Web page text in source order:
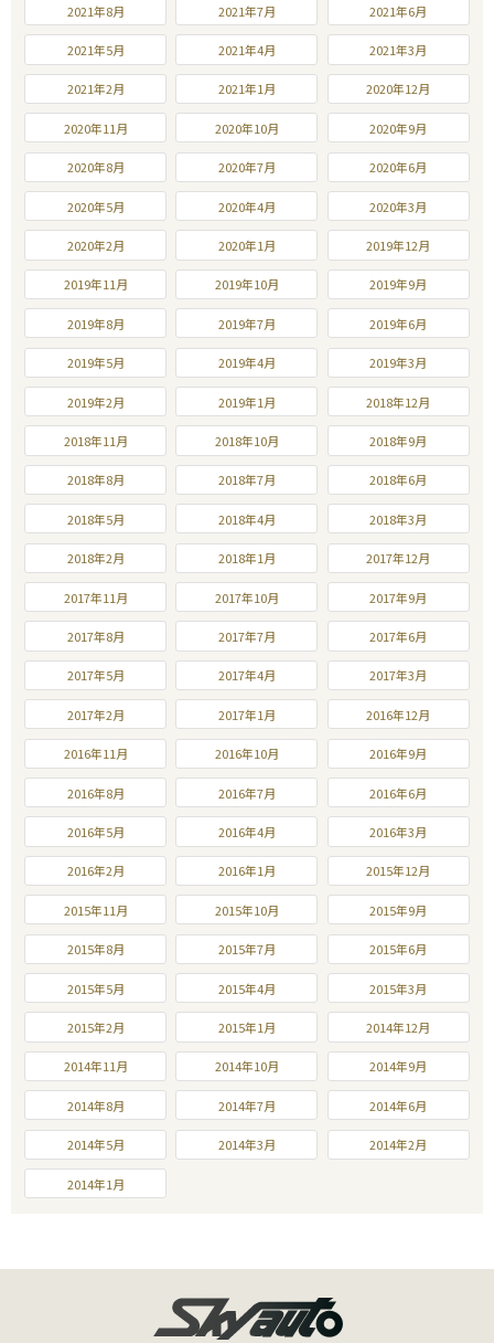
2021年8月 2021年7月 2021年6月
2021年5月 2021年4月 2021年3月
2021年2月 2021年1月 2020年12月
2020年11月 2020年10月 2020年9月
2020年8月 2020年7月 2020年6月
2020年5月 2020年4月 2020年3月
2020年2月 2020年1月 2019年12月
2019年11月 2019年10月 2019年9月
2019年8月 2019年7月 2019年6月
2019年5月 2019年4月 2019年3月
2019年2月 2019年1月 2018年12月
2018年11月 2018年10月 2018年9月
2018年8月 2018年7月 2018年6月
2018年5月 2018年4月 2018年3月
2018年2月 2018年1月 2017年12月
2017年11月 2017年10月 2017年9月
2017年8月 2017年7月 2017年6月
2017年5月 2017年4月 2017年3月
2017年2月 2017年1月 2016年12月
2016年11月 2016年10月 2016年9月
2016年8月 2016年7月 2016年6月
2016年5月 2016年4月 2016年3月
2016年2月 2016年1月 2015年12月
2015年11月 2015年10月 2015年9月
2015年8月 2015年7月 2015年6月
2015年5月 2015年4月 2015年3月
2015年2月 2015年1月 2014年12月
2014年11月 2014年10月 2014年9月
2014年8月 2014年7月 2014年6月
2014年5月 2014年3月 2014年2月
2014年1月